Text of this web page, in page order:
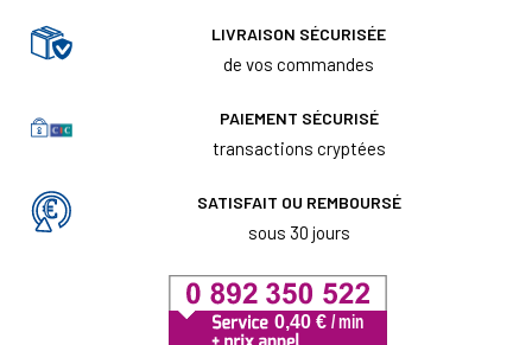
LIVRAISON SÉCURISÉE
de vos commandes
PAIEMENT SÉCURISÉ
transactions cryptées
SATISFAIT OU REMBOURSÉ
sous 30 jours